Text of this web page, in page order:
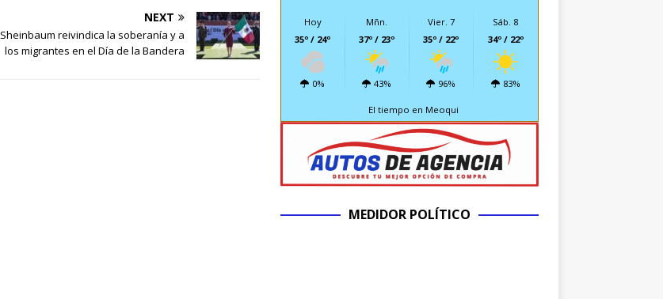
NEXT
Sheinbaum reivindica la soberanía y a
los migrantes en el Día de la Bandera
Hoy
35º / 24º
0%
Mñn.
37º / 23º
43%
Vier. 7
35º / 22º
96%
Sáb. 8
34º / 22º
83%
El tiempo en Meoqui
MEDIDOR POLÍTICO